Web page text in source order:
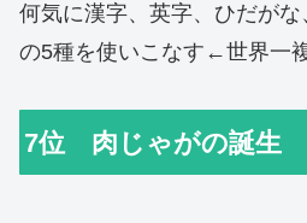
何気に漢字、英字、ひだが
の5種を使いこなす←世界一
7位 肉じゃがの誕生